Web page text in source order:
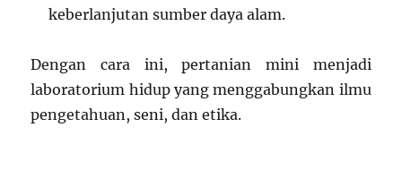
keberlanjutan sumber daya alam.
Dengan cara ini, pertanian mini menjadi
laboratorium hidup yang menggabungkan ilmu
pengetahuan, seni, dan etika.